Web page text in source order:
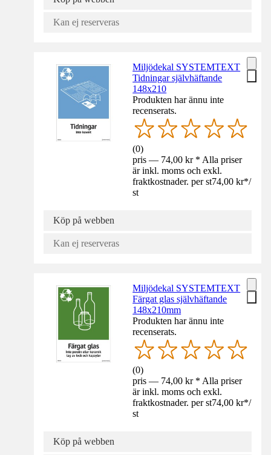
Kan ej reserveras
Miljödekal SYSTEMTEXT
Tidningar självhäftande
148x210
Produkten har ännu inte
recenserats.
(0)
pris — 74,00 kr * Alla priser
är inkl. moms och exkl.
fraktkostnader. per st74,00 kr*/
st
Köp på webben
Kan ej reserveras
Miljödekal SYSTEMTEXT
Färgat glas självhäftande
148x210mm
Produkten har ännu inte
recenserats.
(0)
pris — 74,00 kr * Alla priser
är inkl. moms och exkl.
fraktkostnader. per st74,00 kr*/
st
Köp på webben